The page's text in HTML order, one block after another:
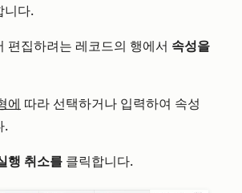
니다.
편집하려는 레코드의 행에서 속성을
에 따라 선택하거나 입력하여 속성
.
행 취소를 클릭합니다.